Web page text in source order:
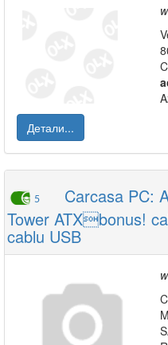
Детали...
5
Carcasa PC:
Tower ATXbonus!
cablu USB